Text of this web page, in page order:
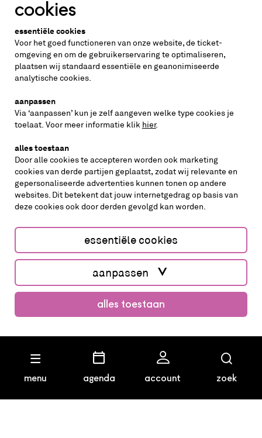
menu agenda account zoek
koop kaarten
Altijd weten wat er speelt?
vraag de nieuwsbrief aan
inschrijven
volg ons op
cookies aanpassen cookies/privacy
Website by The Cre8ion.Lab
cookies
essentiële cookies
Voor het goed functioneren van onze website, de ticket-
omgeving en om de gebruikerservaring te optimaliseren,
plaatsen wij standaard essentiële en geanonimiseerde
analytische cookies.
aanpassen
Via ‘aanpassen’ kun je zelf aangeven welke type cookies je
toelaat. Voor meer informatie klik hier.
alles toestaan
Door alle cookies te accepteren worden ook marketing
cookies van derde partijen geplaatst, zodat wij relevante en
gepersonaliseerde advertenties kunnen tonen op andere
websites. Dit betekent dat jouw internetgedrag op basis van
deze cookies ook door derden gevolgd kan worden.
essentiële cookies
aanpassen
alles toestaan